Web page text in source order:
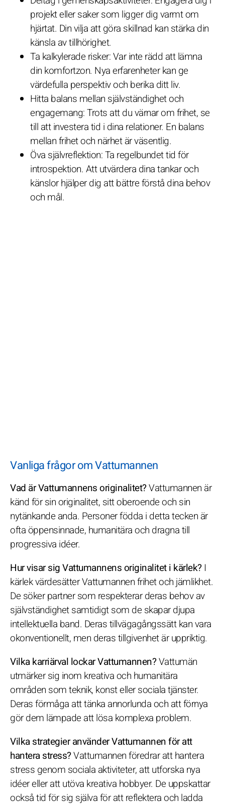
projekt eller saker som ligger dig varmt om
hjärtat. Din vilja att göra skillnad kan stärka din
känsla av tillhörighet.
Ta kalkylerade risker: Var inte rädd att lämna
din komfortzon. Nya erfarenheter kan ge
värdefulla perspektiv och berika ditt liv.
Hitta balans mellan självständighet och
engagemang: Trots att du värnar om frihet, se
till att investera tid i dina relationer. En balans
mellan frihet och närhet är väsentlig.
Öva självreflektion: Ta regelbundet tid för
introspektion. Att utvärdera dina tankar och
känslor hjälper dig att bättre förstå dina behov
och mål.
Vanliga frågor om Vattumannen
Vad är Vattumannens originalitet?Vattumannen är
känd för sin originalitet, sitt oberoende och sin
nytänkande anda. Personer födda i detta tecken är
ofta öppensinnade, humanitära och dragna till
progressiva idéer.
Hur visar sig Vattumannens originalitet i kärlek?I
kärlek värdesätter Vattumannen frihet och jämlikhet.
De söker partner som respekterar deras behov av
självständighet samtidigt som de skapar djupa
intellektuella band. Deras tillvägagångssätt kan vara
okonventionellt, men deras tillgivenhet är uppriktig.
Vilka karriärval lockar Vattumannen?Vattumän
utmärker sig inom kreativa och humanitära
områden som teknik, konst eller sociala tjänster.
Deras förmåga att tänka annorlunda och att förnya
gör dem lämpade att lösa komplexa problem.
Vilka strategier använder Vattumannen för att
hantera stress?Vattumannen föredrar att hantera
stress genom sociala aktiviteter, att utforska nya
idéer eller att utöva kreativa hobbyer. De uppskattar
också tid för sig själva för att reflektera och ladda